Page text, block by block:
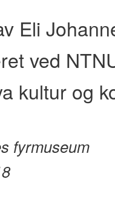
Eli
ved
kultur og
fyrmuseum